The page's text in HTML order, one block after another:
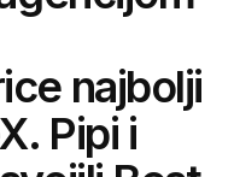
najbolji
Pipi i